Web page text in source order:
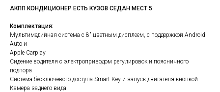
АКПП КОНДИЦИОНЕР ЕСТЬ КУЗОВ СЕДАН МЕСТ 5
Комплектация:
Мультимедийная система с 8" цветным дисплеем, с поддержкой Android
Auto и
Apple Carplay
Сидение водителя с электроприводом регулировок и поясничного
подпора
Система бесключевого доступа Smart Key и запуск двигателя кнопкой
Камера заднего вида